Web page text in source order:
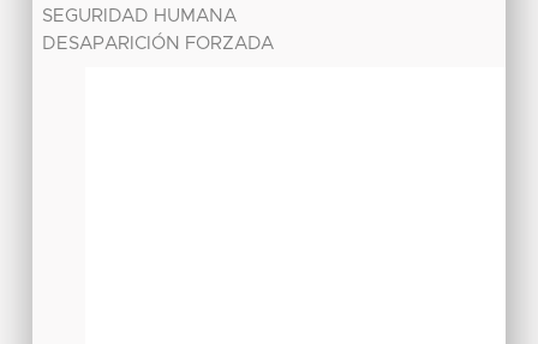
SEGURIDAD HUMANA
DESAPARICIÓN FORZADA